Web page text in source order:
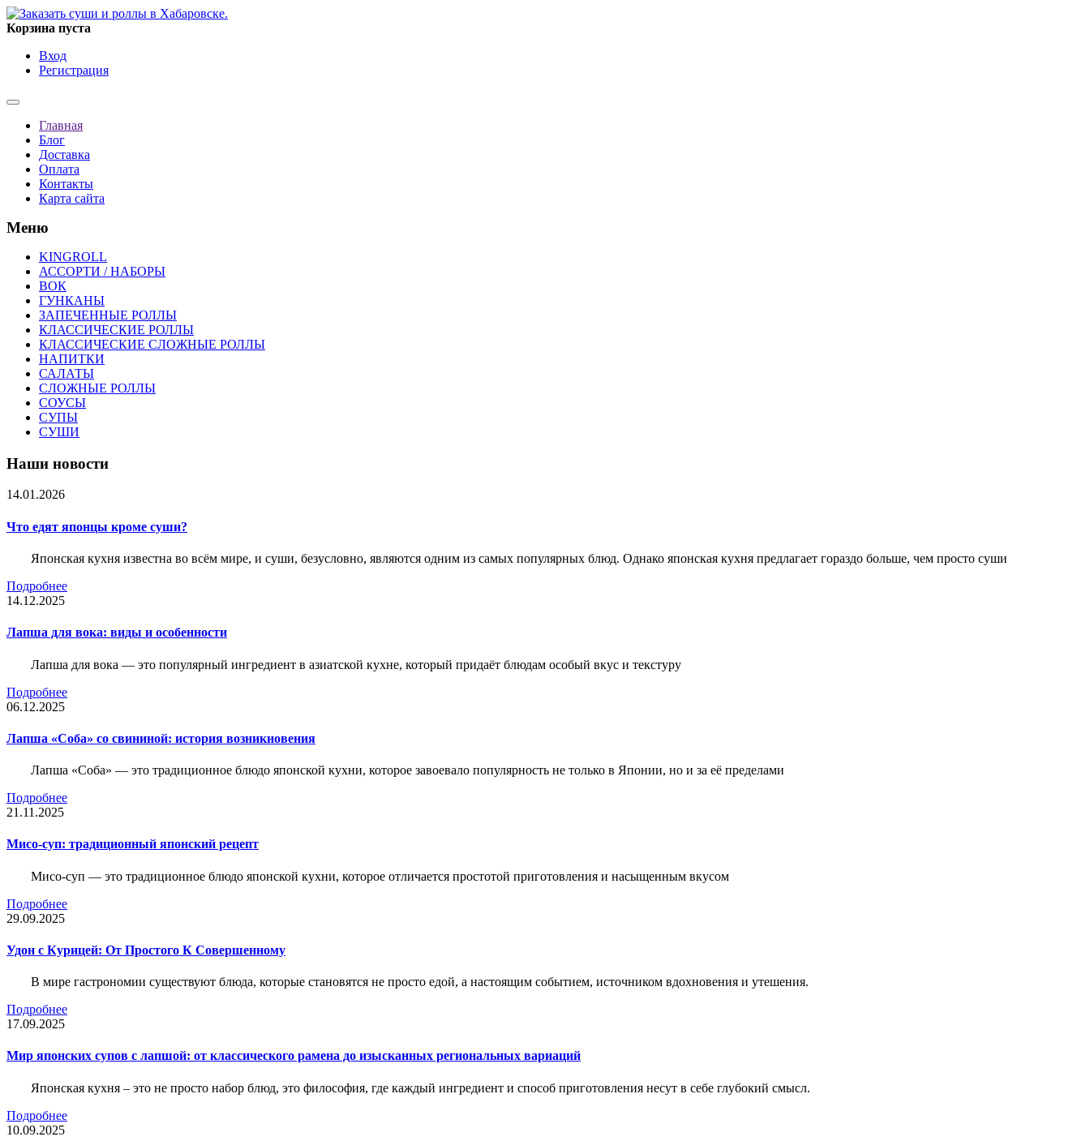
Корзина пуста
Вход
Регистрация
Главная
Блог
Доставка
Оплата
Контакты
Карта сайта
Меню
KINGROLL
АССОРТИ / НАБОРЫ
ВОК
ГУНКАНЫ
ЗАПЕЧЕННЫЕ РОЛЛЫ
КЛАССИЧЕСКИЕ РОЛЛЫ
КЛАССИЧЕСКИЕ СЛОЖНЫЕ РОЛЛЫ
НАПИТКИ
САЛАТЫ
СЛОЖНЫЕ РОЛЛЫ
СОУСЫ
СУПЫ
СУШИ
Наши новости
14.01.2026
Что едят японцы кроме суши?
Японская кухня известна во всём мире, и суши, безусловно, являются одним из самых популярных блюд. Однако японская кухня предлагает гораздо больше, чем просто суши
Подробнее
14.12.2025
Лапша для вока: виды и особенности
Лапша для вока — это популярный ингредиент в азиатской кухне, который придаёт блюдам особый вкус и текстуру
Подробнее
06.12.2025
Лапша «Соба» со свининой: история возникновения
Лапша «Соба» — это традиционное блюдо японской кухни, которое завоевало популярность не только в Японии, но и за её пределами
Подробнее
21.11.2025
Мисо-суп: традиционный японский рецепт
Мисо-суп — это традиционное блюдо японской кухни, которое отличается простотой приготовления и насыщенным вкусом
Подробнее
29.09.2025
Удон с Курицей: От Простого К Совершенному
В мире гастрономии существуют блюда, которые становятся не просто едой, а настоящим событием, источником вдохновения и утешения.
Подробнее
17.09.2025
Мир японских супов с лапшой: от классического рамена до изысканных региональных вариаций
Японская кухня – это не просто набор блюд, это философия, где каждый ингредиент и способ приготовления несут в себе глубокий смысл.
Подробнее
10.09.2025